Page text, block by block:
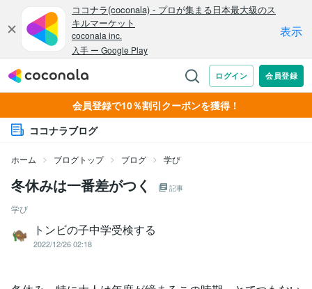
会員登録で10％割引クーポンを獲得！
ココナラブログ
ホーム ブログトップ ブログ 学び
冬休みは一番差がつく 記事
学び
トンビの子中学受検する
2022/12/26 02:18